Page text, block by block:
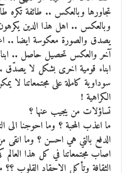
تجاورها وبالعكس .. طائفة تكره
وبالعكس .. اهل هذا الدين
يصدق والصورة معكوسة ايضا ..
آخر والعكس تحصيل حاصل ..
ابناء قومية اخرى بشكل لا
سوداوية كاملة على مجتمعاتنا لا
الكراهية !
تساؤلات من يجيب عنها ؟
ما اعذب المحبة ؟ وما احوجنا الى
الدفع بالتي هي احسن ؟ وما
اصاب مجتمعاتنا في كل هذا العالم
الثقافة وتأكل الاحقاد القلوب